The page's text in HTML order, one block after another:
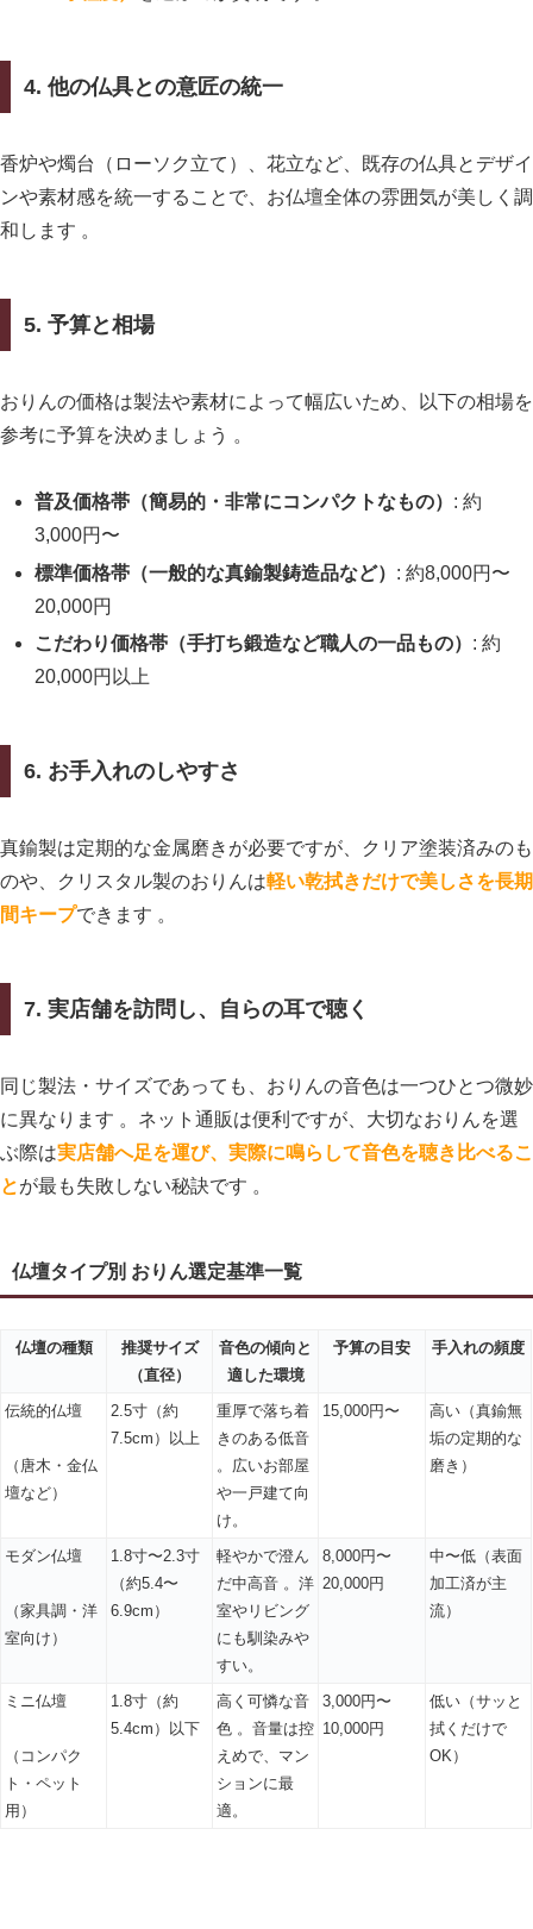
4. 他の仏具との意匠の統一
香炉や燭台（ローソク立て）、花立など、既存の仏具とデザイ
ンや素材感を統一することで、お仏壇全体の雰囲気が美しく調
和します 。
5. 予算と相場
おりんの価格は製法や素材によって幅広いため、以下の相場を
参考に予算を決めましょう 。
普及価格帯（簡易的・非常にコンパクトなもの） : 約
3,000円〜
標準価格帯（一般的な真鍮製鋳造品など） : 約8,000円〜
20,000円
こだわり価格帯（手打ち鍛造など職人の一品もの） : 約
20,000円以上
6. お手入れのしやすさ
真鍮製は定期的な金属磨きが必要ですが、クリア塗装済みのも
のや、クリスタル製のおりんは軽い乾拭きだけで美しさを長期
間キープできます 。
7. 実店舗を訪問し、自らの耳で聴く
同じ製法・サイズであっても、おりんの音色は一つひとつ微妙
に異なります 。ネット通販は便利ですが、大切なおりんを選
ぶ際は実店舗へ足を運び、実際に鳴らして音色を聴き比べるこ
とが最も失敗しない秘訣です 。
仏壇タイプ別 おりん選定基準一覧
仏壇の種類
推奨サイズ
（直径）
音色の傾向と
適した環境
予算の目安 手入れの頻度
伝統的仏壇
（唐木・金仏
壇など）
2.5寸（約
7.5cm）以上
重厚で落ち着
きのある低音
。広いお部屋
や一戸建て向
け。
15,000円〜
高い（真鍮無
垢の定期的な
磨き）
モダン仏壇
（家具調・洋
室向け）
1.8寸〜2.3寸
（約5.4〜
6.9cm）
軽やかで澄ん
だ中高音 。洋
室やリビング
にも馴染みや
すい。
8,000円〜
20,000円
中〜低（表面
加工済が主
流）
ミニ仏壇
（コンパク
ト・ペット
用）
1.8寸（約
5.4cm）以下
高く可憐な音
色 。音量は控
えめで、マン
ションに最
適。
3,000円〜
10,000円
低い（サッと
拭くだけで
OK）